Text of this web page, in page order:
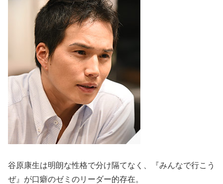
谷原康生は明朗な性格で分け隔てなく、『みんなで行こう
ぜ』が口癖のゼミのリーダー的存在。